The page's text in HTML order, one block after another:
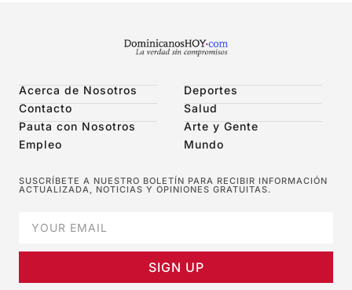
Acerca de Nosotros
Contacto
Pauta con Nosotros
Empleo
Deportes
Salud
Arte y Gente
Mundo
SUSCRÍBETE A NUESTRO BOLETÍN PARA RECIBIR INFORMACIÓN
ACTUALIZADA, NOTICIAS Y OPINIONES GRATUITAS.
SIGN UP